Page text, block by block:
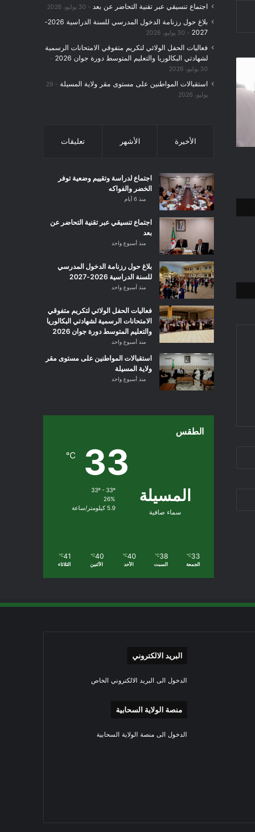
اجتماع تنسيقي عبر تقنية التحاضر عن بعد 30 يوليو، 2026
بلاغ حول رزنامة الدخول المدرسي للسنة الدراسية 2026-
2027
30 يوليو، 2026
فعاليات الحفل الولائي لتكريم متفوقي الامتحانات الرسمية
لشهادتي البكالوريا والتعليم المتوسط دورة جوان 2026
30 يوليو، 2026
استقبالات المواطنين على مستوى مقر ولاية المسيلة
29
يوليو، 2026
الأخيرة الأشهر تعليقات
اجتماع لدراسة وتقييم وضعية توفر
الخضر والفواكه
منذ 6 أيام
اجتماع تنسيقي عبر تقنية التحاضر عن
بعد
منذ أسبوع واحد
بلاغ حول رزنامة الدخول المدرسي
للسنة الدراسية 2026-2027
منذ أسبوع واحد
فعاليات الحفل الولائي لتكريم متفوقي
الامتحانات الرسمية لشهادتي البكالوريا
والتعليم المتوسط دورة جوان 2026
منذ أسبوع واحد
استقبالات المواطنين على مستوى مقر
ولاية المسيلة
منذ أسبوع واحد
الطقس
المسيلة
سماء صافية
33
℃
33º - 33º
26%
5.9 كيلومتر/ساعة
33
℃
الجمعة
38
℃
السبت
40
℃
الأحد
40
℃
الأثنين
41
℃
الثلاثاء
البريد الالكتروني
الدخول الى البريد الالكتروني الخاص
منصة الولاية السحابية
الدخول الى منصة الولاية السحابية